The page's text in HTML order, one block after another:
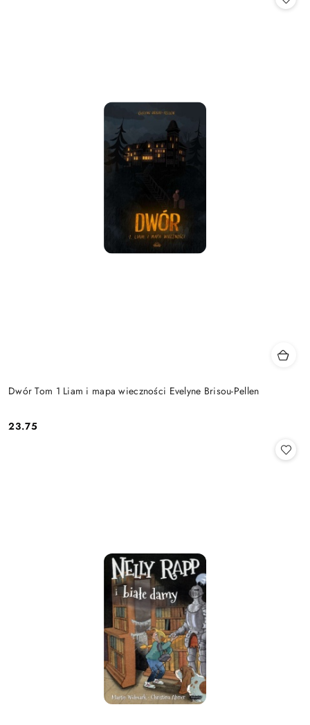
Dwór Tom 1 Liam i mapa wieczności Evelyne Brisou-Pellen
Cena:
23.75